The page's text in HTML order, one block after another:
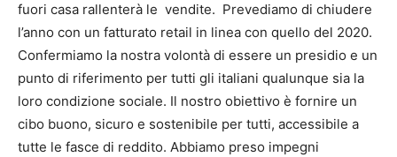
fuori casa rallenterà le vendite. Prevediamo di chiudere
l’anno con un fatturato retail in linea con quello del 2020.
Confermiamo la nostra volontà di essere un presidio e un
punto di riferimento per tutti gli italiani qualunque sia la
loro condizione sociale. Il nostro obiettivo è fornire un
cibo buono, sicuro e sostenibile per tutti, accessibile a
tutte le fasce di reddito. Abbiamo preso impegni